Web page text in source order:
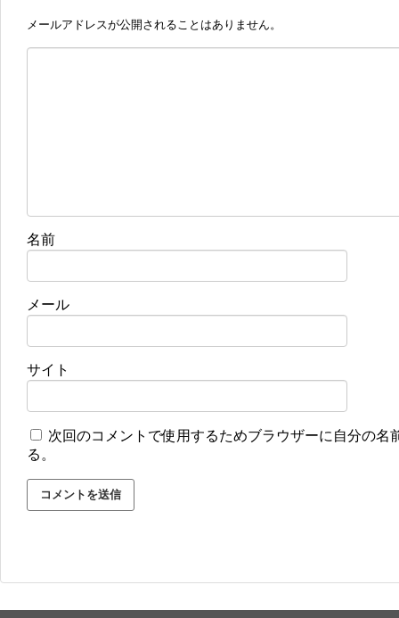
メールアドレスが公開されることはありません。
名前
メール
サイト
次回のコメントで使用するためブラウザーに自分の名
る。